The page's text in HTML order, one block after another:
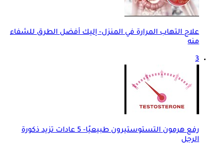
علاج التهاب المرارة في المنزل- إليك أفضل الطرق للشفاء
منه
3
رفع هرمون التستوستيرون طبيعيًا- 5 عادات تزيد ذكورة
الرجل